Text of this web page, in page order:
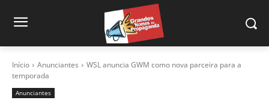
Início Anunciantes
WSL anuncia GWM como nova parceira para a
temporada
Anunciantes